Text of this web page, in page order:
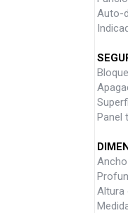
Auto-
Panel
Altura